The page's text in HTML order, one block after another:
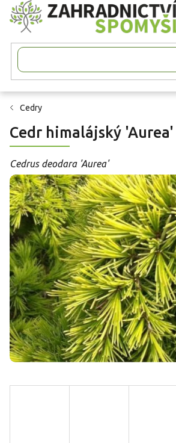
Přejít
na
obsah
Cedry
Cedr himalájský 'Aurea'
Cedrus deodara 'Aurea'